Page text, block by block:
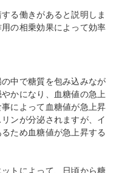
る働きがあると説明しま
の相乗効果によって効率
中で糖質を包み込みなが
かになり、血糖値の急上
によって血糖値が急上昇
ンが分泌されますが、イ
ため血糖値が急上昇する
トによって、日頃から糖